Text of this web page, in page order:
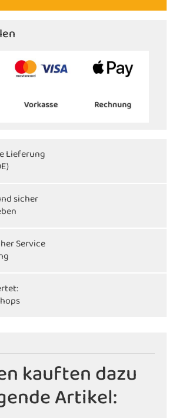
Lieferung
sicher
Service
kauften dazu
Artikel: